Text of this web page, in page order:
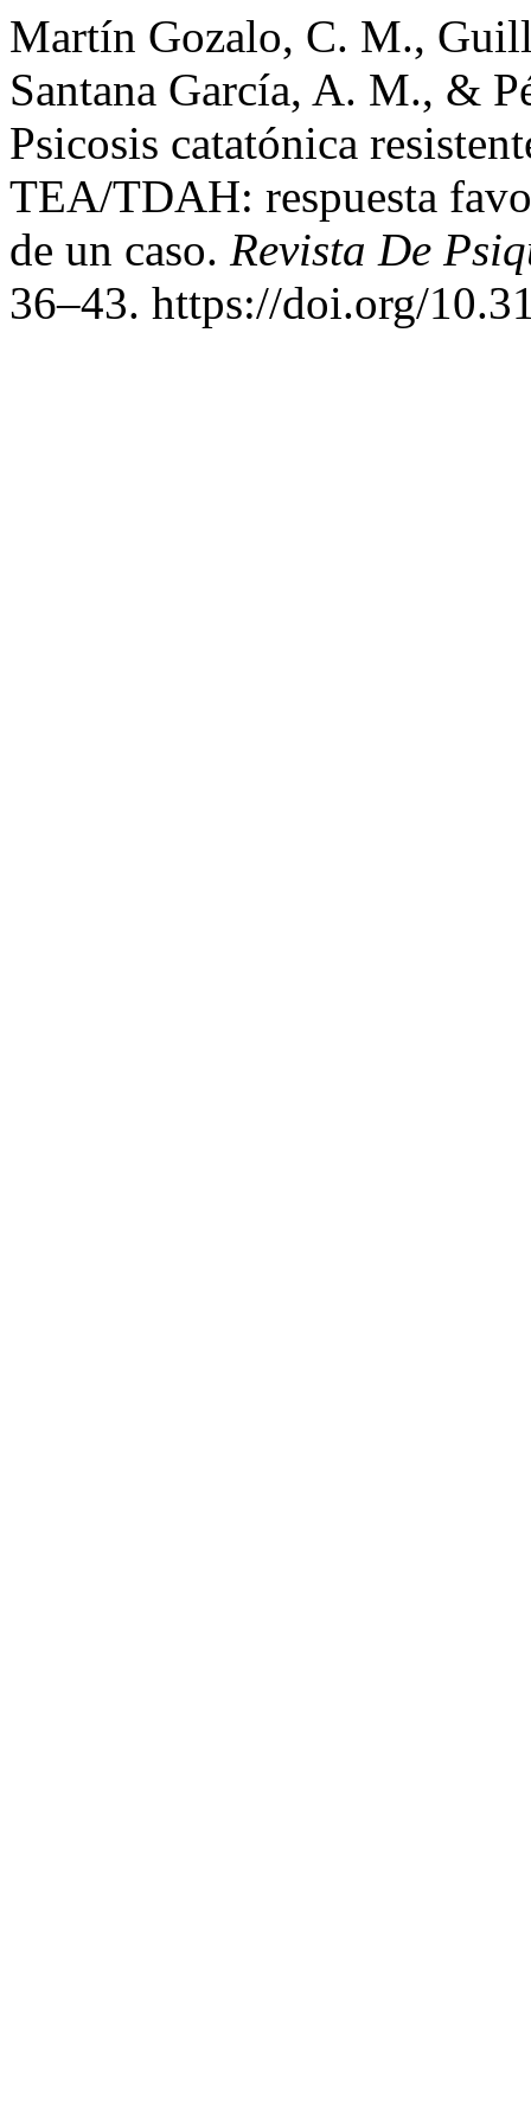
Martín Gozalo, C. M.,
Santana García, A. M., &
Psicosis catatónica
TEA/TDAH: respuesta
de un caso. Revista De
36–43. https://doi.org/